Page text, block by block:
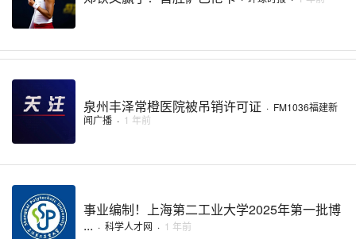
泉州丰泽常橙医院被吊销许可证 · FM1036福建新
闻广播 · 1 年前
事业编制！上海第二工业大学2025年第一批博
... · 科学人才网 · 1 年前